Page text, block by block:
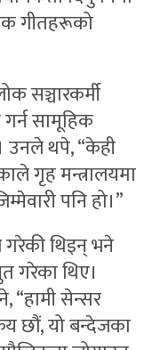
गीतहरूको
सञ्चारकर्मी
सामूहिक
उनले थपे, “केही
गृह मन्त्रालयमा
पनि हो।”
थिइन् भने
गरेका थिए।
“हामी सेन्सर
छौं, यो बन्देजका